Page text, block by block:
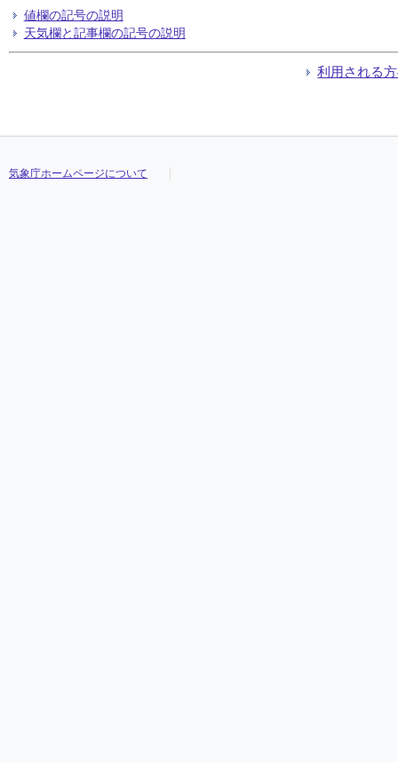
値欄の記号の説明
天気欄と記事欄の記号の説明
利用される
気象庁ホームページについて